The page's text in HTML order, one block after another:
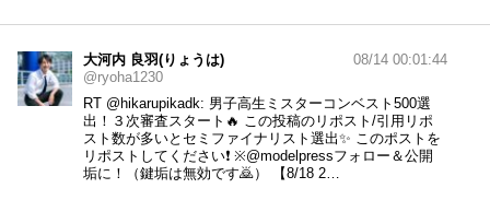
大河内 良羽(りょうは)
@ryoha1230
08/14 00:01:44
RT @hikarupikadk: 男子高生ミスターコンベスト500選
出！３次審査スタート🔥 この投稿のリポスト/引用リポ
スト数が多いとセミファイナリスト選出✨ このポストを
リポストしてください❗ ※@modelpressフォロー＆公開
垢に！（鍵垢は無効です🙇）
【8/18 2…